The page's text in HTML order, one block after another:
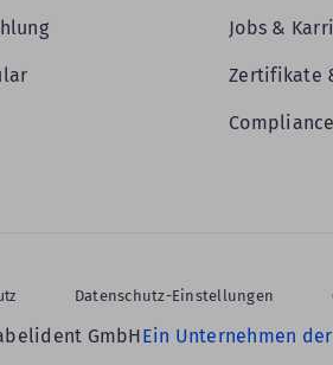
Jobs &
Zertifikate
Compliance
Datenschutz-Einstellungen
GmbHEin Unternehmen